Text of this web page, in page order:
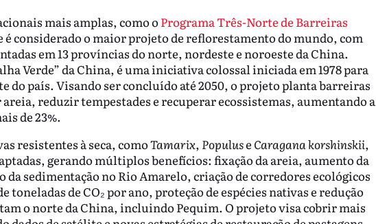
mais amplas, como o Programa Três-Norte de Barreiras
é considerado o maior projeto de reflorestamento do mundo, com
em 13 províncias do norte, nordeste e noroeste da China.
Verde” da China, é uma iniciativa colossal iniciada em 1978 para
do país. Visando ser concluído até 2050, o projeto planta barreiras
reduzir tempestades e recuperar ecossistemas, aumentando a
de 23%.
resistentes à seca, comoTamarix, Populuse Caragana korshinskii,
gerando múltiplos benefícios: fixação da areia, aumento da
da sedimentação no Rio Amarelo, criação de corredores ecológicos
toneladas de CO₂ por ano, proteção de espécies nativas e redução
o norte da China, incluindo Pequim. O projeto visa cobrir mais